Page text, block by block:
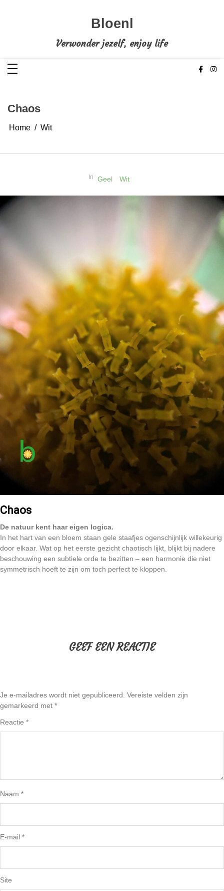
Bloenl
Verwonder jezelf, enjoy life
Chaos
Home Wit
In Geel Wit
Chaos
De natuur kent haar eigen logica.
In het hart van een bloem staan gele staafjes ogenschijnlijk willekeurig
door elkaar. Wat op het eerste gezicht chaotisch lijkt, blijkt bij nadere
beschouwing een subtiele orde te bezitten – een harmonie die niet
symmetrisch hoeft te zijn om toch perfect te kloppen.
GEEF EEN REACTIE
Je e-mailadres wordt niet gepubliceerd. Vereiste velden zijn
gemarkeerd met *
Reactie *
Naam *
E-mail *
Site